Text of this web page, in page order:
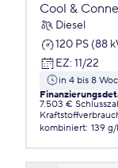
Cool &
Diesel
120 PS (88
EZ: 11/22
in 4 bis 8
7.503 €
kombiniert: 139